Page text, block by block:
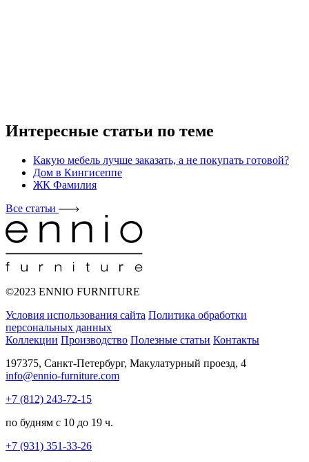
Интересные статьи по теме
Какую мебель лучше заказать, а не покупать готовой?
Дом в Кингисеппе
ЖК Фамилия
Все статьи
©2023 ENNIO FURNITURE
Условия использования сайта Политика обработки
персональных данных
Коллекции Производство Полезные статьи Контакты
197375, Санкт-Петербург, Макулатурный проезд, 4
info@ennio-furniture.com
+7 (812) 243-72-15
по будням с 10 до 19 ч.
+7 (931) 351-33-26